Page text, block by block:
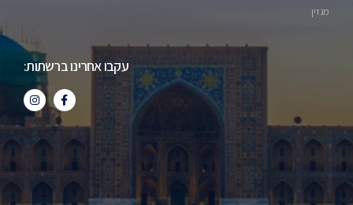
מגזין
עקבו אחרינו ברשתות: